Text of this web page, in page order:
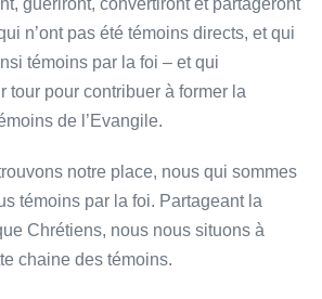
n’ont pas été témoins directs, et qui
témoins par la foi – et qui
tour pour contribuer à former la
de l’Evangile.
notre place, nous qui sommes
témoins par la foi. Partageant la
Chrétiens, nous nous situons à
chaine des témoins.